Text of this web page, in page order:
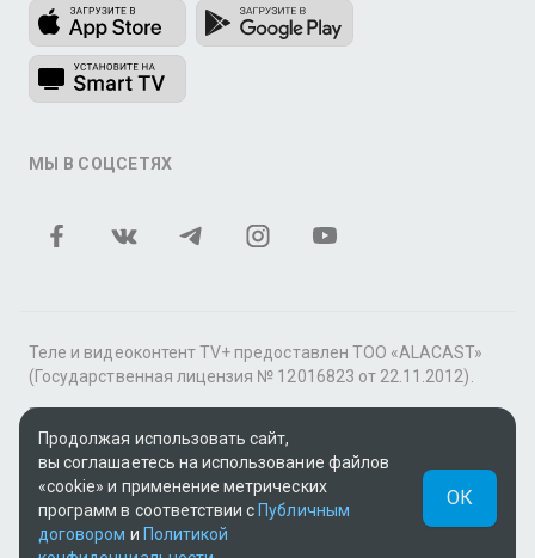
МЫ В СОЦСЕТЯХ
Теле и видеоконтент TV+ предоставлен ТОО «ALACAST»
(Государственная лицензия № 12016823 от 22.11.2012).
В рамках услуги «Видео по подписке» для «Пакета
фильмов и сериалов tv+» контент предоставляется
онлайн-кинотеатром MEGOGO.
Поддержка: tvplus@telecom.kz
UUID: 6eb99ca5-5062-472c-b7a9-e3cccc6b4c25
Продолжая использовать сайт,
вы соглашаетесь на использование файлов
«cookie» и применение метрических
программ в соответствии с Публичным
договором и Политикой
ОК